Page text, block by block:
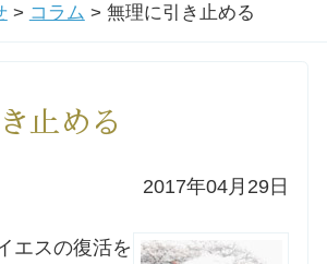
> コラム > 無理に引き止める
止める
2017年04月29日
エスの復活を